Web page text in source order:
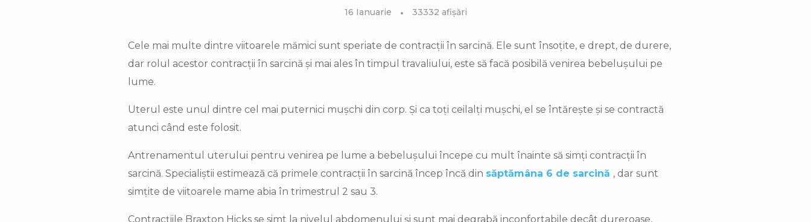
16 Ianuarie 33332 afișări
Cele mai multe dintre viitoarele mămici sunt speriate de contracții în sarcină. Ele sunt însoțite, e drept, de durere,
dar rolul acestor contracții în sarcină și mai ales în timpul travaliului, este să facă posibilă venirea bebelușului pe
lume.
Uterul este unul dintre cel mai puternici mușchi din corp. Și ca toți ceilalți mușchi, el se întărește și se contractă
atunci când este folosit.
Antrenamentul uterului pentru venirea pe lume a bebelușului începe cu mult înainte să simți contracții în
sarcină. Specialiștii estimează că primele contracții în sarcină încep încă din săptămâna 6 de sarcină , dar sunt
simțite de viitoarele mame abia în trimestrul 2 sau 3.
Contracțiile Braxton Hicks se simt la nivelul abdomenului și sunt mai degrabă inconfortabile decât dureroase,